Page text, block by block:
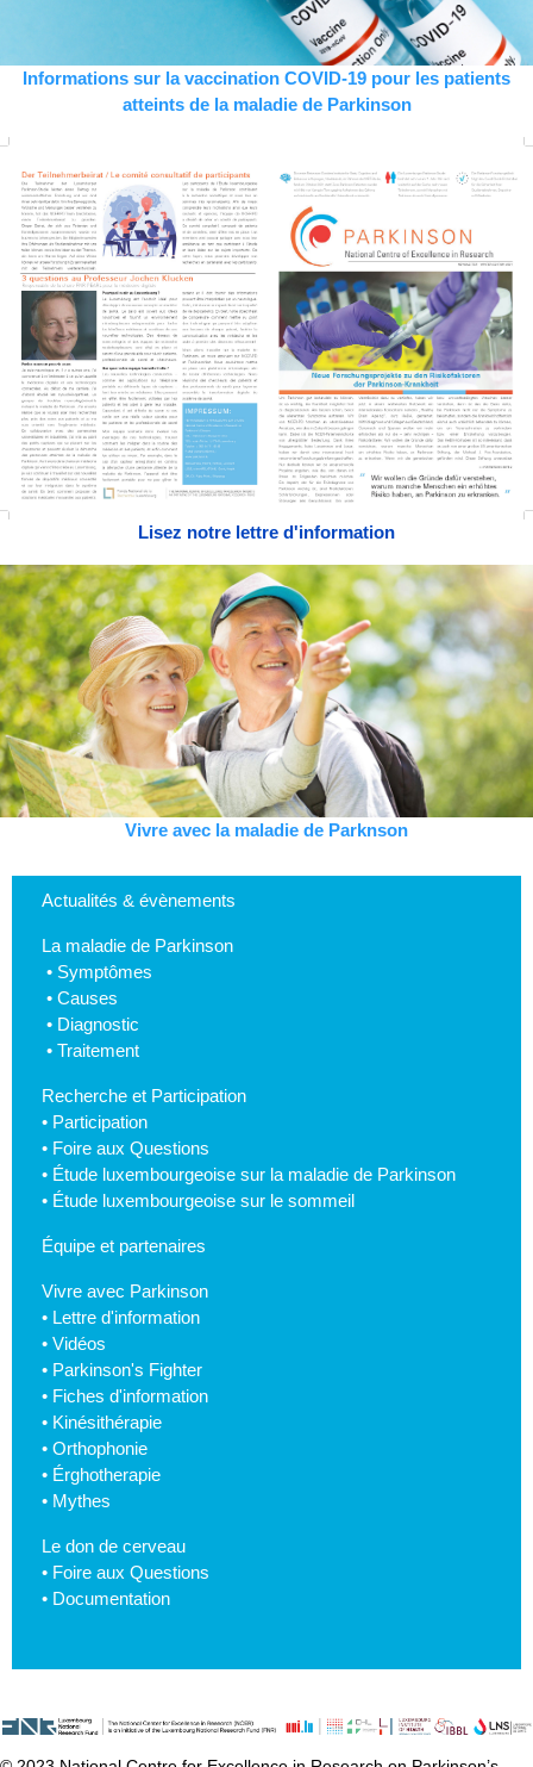
Informations sur la vaccination COVID-19 pour les patients
atteints de la maladie de Parkinson
Lisez notre lettre d'information
Vivre avec la maladie de Parknson
Actualités & évènements
La maladie de Parkinson
• Symptômes
• Causes
• Diagnostic
• Traitement
Recherche et Participation
• Participation
• Foire aux Questions
• Étude luxembourgeoise sur la maladie de Parkinson
• Étude luxembourgeoise sur le sommeil
Équipe et partenaires
Vivre avec Parkinson
• Lettre d'information
• Vidéos
• Parkinson's Fighter
• Fiches d'information
• Kinésithérapie
• Orthophonie
• Érghotherapie
• Mythes
Le don de cerveau
• Foire aux Questions
• Documentation